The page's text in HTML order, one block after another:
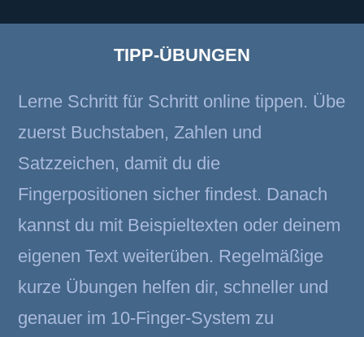
TIPP-ÜBUNGEN
Lerne Schritt für Schritt online tippen. Übe
zuerst Buchstaben, Zahlen und
Satzzeichen, damit du die
Fingerpositionen sicher findest. Danach
kannst du mit Beispieltexten oder deinem
eigenen Text weiterüben. Regelmäßige
kurze Übungen helfen dir, schneller und
genauer im 10-Finger-System zu